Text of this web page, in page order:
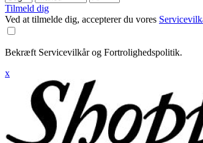
Tilmeld dig
Ved at tilmelde dig, accepterer du vores
Bekræft Servicevilkår og Fortrolighedspolitik.
x